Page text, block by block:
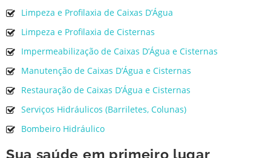
Limpeza e Profilaxia de Caixas D’Água
Limpeza e Profilaxia de Cisternas
Impermeabilização de Caixas D’Água e Cisternas
Manutenção de Caixas D’Água e Cisternas
Restauração de Caixas D’Água e Cisternas
Serviços Hidráulicos (Barriletes, Colunas)
Bombeiro Hidráulico
Sua saúde em primeiro lugar